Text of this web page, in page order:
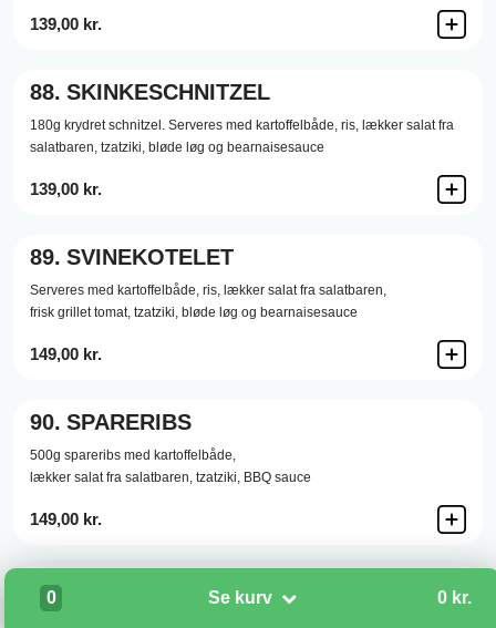
139,00 kr.
88. SKINKESCHNITZEL
180g krydret schnitzel. Serveres med kartoffelbåde, ris, lækker salat fra
salatbaren, tzatziki, bløde løg og bearnaisesauce
139,00 kr.
89. SVINEKOTELET
Serveres med kartoffelbåde, ris, lækker salat fra salatbaren,
frisk grillet tomat, tzatziki, bløde løg og bearnaisesauce
149,00 kr.
90. SPARERIBS
500g spareribs med kartoffelbåde,
lækker salat fra salatbaren, tzatziki, BBQ sauce
149,00 kr.
91. KYLLINGEFILET
0 Se kurv 0 kr.